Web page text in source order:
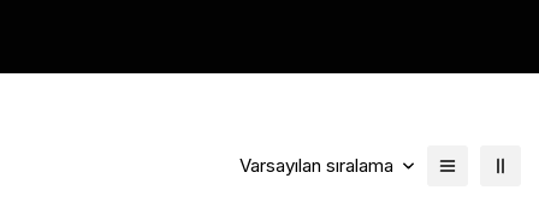
Varsayılan sıralama